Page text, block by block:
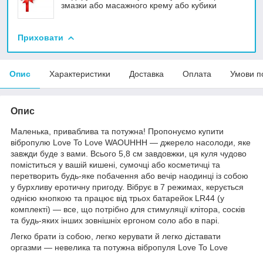
змазки або масажного крему або кубики
Приховати
Опис Характеристики Доставка Оплата Умови
Опис
Маленька, приваблива та потужна! Пропонуємо купити
вібропулю Love To Love WAOUHHH — джерело насолоди, яке
завжди буде з вами. Всього 5,8 см завдовжки, ця куля чудово
поміститься у вашій кишені, сумочці або косметичці та
перетворить будь-яке побачення або вечір наодинці із собою
у бурхливу еротичну пригоду. Вібрує в 7 режимах, керується
однією кнопкою та працює від трьох батарейок LR44 (у
комплекті) — все, що потрібно для стимуляції клітора, сосків
та будь-яких інших зовнішніх ергоном соло або в парі.
Легко брати із собою, легко керувати й легко діставати
оргазми — невелика та потужна вібропуля Love To Love